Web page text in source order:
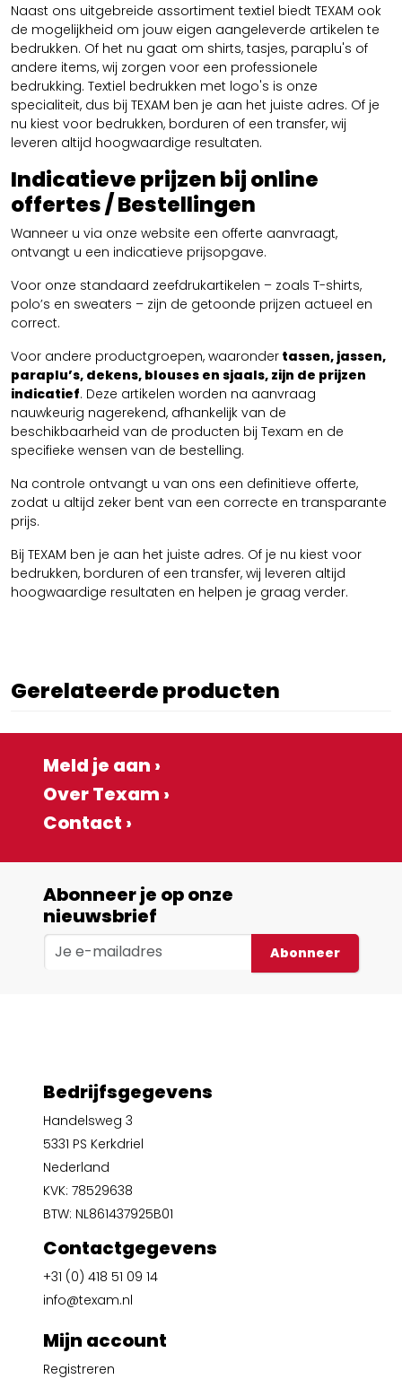
Naast ons uitgebreide assortiment textiel biedt TEXAM ook
de mogelijkheid om jouw eigen aangeleverde artikelen te
bedrukken. Of het nu gaat om shirts, tasjes, paraplu's of
andere items, wij zorgen voor een professionele
bedrukking. Textiel bedrukken met logo's is onze
specialiteit, dus bij TEXAM ben je aan het juiste adres. Of je
nu kiest voor bedrukken, borduren of een transfer, wij
leveren altijd hoogwaardige resultaten.
Indicatieve prijzen bij online
offertes / Bestellingen
Wanneer u via onze website een offerte aanvraagt,
ontvangt u een indicatieve prijsopgave.
Voor onze standaard zeefdrukartikelen – zoals T-shirts,
polo’s en sweaters – zijn de getoonde prijzen actueel en
correct.
Voor andere productgroepen, waaronder tassen, jassen,
paraplu’s, dekens, blouses en sjaals, zijn de prijzen
indicatief. Deze artikelen worden na aanvraag
nauwkeurig nagerekend, afhankelijk van de
beschikbaarheid van de producten bij Texam en de
specifieke wensen van de bestelling.
Na controle ontvangt u van ons een definitieve offerte,
zodat u altijd zeker bent van een correcte en transparante
prijs.
Bij TEXAM ben je aan het juiste adres. Of je nu kiest voor
bedrukken, borduren of een transfer, wij leveren altijd
hoogwaardige resultaten en helpen je graag verder.
Gerelateerde producten
Meld je aan ›
Over Texam ›
Contact ›
Abonneer je op onze
nieuwsbrief
Abonneer
Bedrijfsgegevens
Handelsweg 3
5331 PS Kerkdriel
Nederland
KVK: 78529638
BTW: NL861437925B01
Contactgegevens
+31 (0) 418 51 09 14
info@texam.nl
Mijn account
Registreren